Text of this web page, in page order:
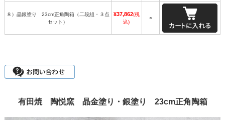
８）晶銀塗り 23cm正角陶箱（二段組・３点
セット）
¥37,862(税
込)
○
有田焼 陶悦窯 晶金塗り・銀塗り 23cm正角陶箱